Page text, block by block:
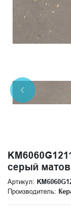
серый
Артикул:
Производитель: